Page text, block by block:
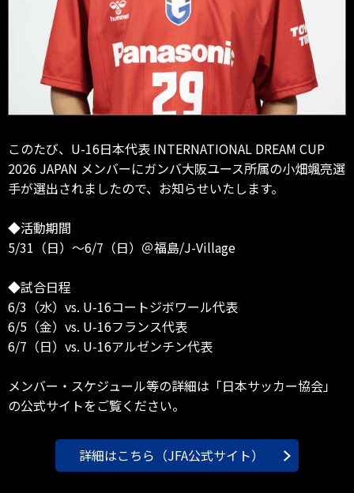
このたび、U-16日本代表 INTERNATIONAL DREAM CUP
2026 JAPAN メンバーにガンバ大阪ユース所属の小畑颯亮選
手が選出されましたので、お知らせいたします。
◆活動期間
5/31（日）～6/7（日）＠福島/J-Village
◆試合日程
6/3（水）vs. U-16コートジボワール代表
6/5（金）vs. U-16フランス代表
6/7（日）vs. U-16アルゼンチン代表
メンバー・スケジュール等の詳細は「日本サッカー協会」
の公式サイトをご覧ください。
詳細はこちら（JFA公式サイト）